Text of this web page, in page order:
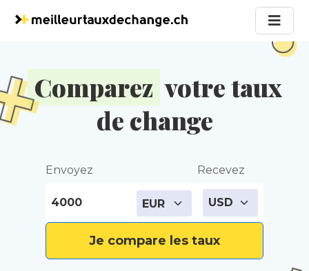
Comparez votre taux
de change
Envoyez Recevez
Je compare les taux